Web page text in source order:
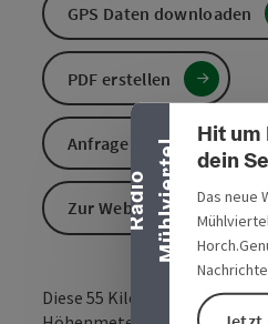
R
a
d
i
o
M
ü
h
l
v
i
e
r
t
e l
Banner einklappen
Hit um
dein
Das neue
Diese 55 Kilometer lange
GPS Daten downloaden
PDF erstellen
Anfrage senden
Zur Website